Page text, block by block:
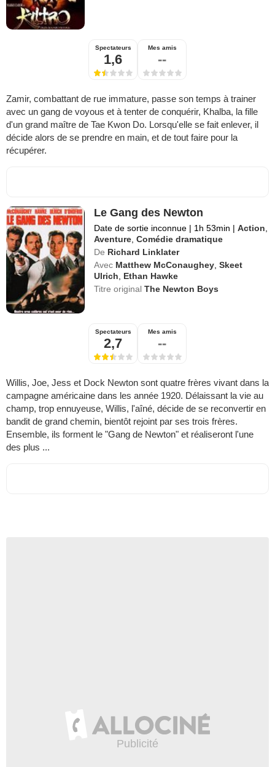
Spectateurs
1,6
Mes amis
--
Zamir, combattant de rue immature, passe son temps à trainer
avec un gang de voyous et à tenter de conquérir, Khalba, la fille
d'un grand maître de Tae Kwon Do. Lorsqu'elle se fait enlever, il
décide alors de se prendre en main, et de tout faire pour la
récupérer.
Le Gang des Newton
Date de sortie inconnue | 1h 53min | Action
Aventure ,Comédie dramatique
De Richard Linklater
Avec Matthew McConaughey ,Skeet
Ulrich
Ethan Hawke
Titre originalThe Newton Boys
Spectateurs
2,7
Mes amis
--
Willis, Joe, Jess et Dock Newton sont quatre frères vivant dans la
campagne américaine dans les année 1920. Délaissant la vie au
champ, trop ennuyeuse, Willis, l'aîné, décide de se reconvertir en
bandit de grand chemin, bientôt rejoint par ses trois frères.
Ensemble, ils forment le "Gang de Newton" et réaliseront l'une
des plus ...